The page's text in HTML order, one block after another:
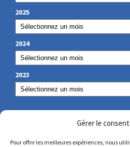
Gérer le
Pour offrir les meilleures expériences, nous
2025
2024
2023
NUESTROS DATOS DE